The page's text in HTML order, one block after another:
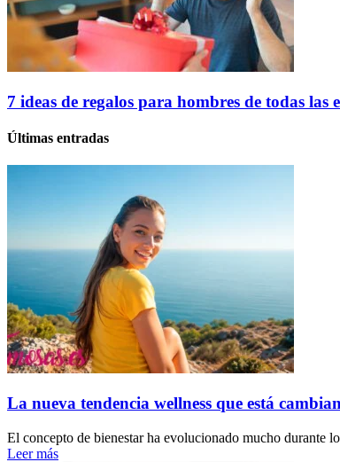
7 ideas de regalos para hombres de todas las
Últimas entradas
La nueva tendencia wellness que está
El concepto de bienestar ha evolucionado mucho durante
Leer más